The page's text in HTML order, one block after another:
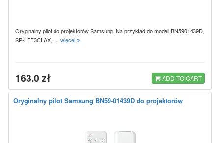
Oryginalny pilot do projektorów Samsung. Na przykład do modeli BN5901439D,
SP-LFF3CLAX,… więcej
163.0 zł ADD TO CART
Oryginalny pilot Samsung BN59-01439D do projektorów